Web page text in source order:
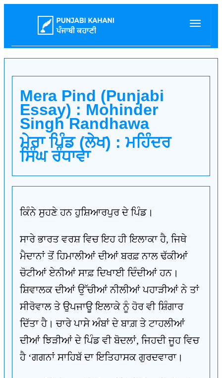
Mera Pind (Punjabi
Essay) : Mohinder
Singh Randhawa
ਮੇਰਾ ਪਿੰਡ (ਲੇਖ) : ਮਹਿੰਦਰ
ਸਿੰਘ ਰੰਧਾਵਾ
ਕਿੰਨੇ ਸੁਹਣੇ ਹਨ ਹੁਸ਼ਿਆਰਪੁਰ ਦੇ ਪਿੰਡ।
ਸਾਰੇ ਭਾਰਤ ਵਰਸ਼ ਵਿਚ ਇਹ ਹੀ ਇਲਾਕਾ ਹੈ, ਜਿਥੇ
ਮੈਦਾਨਾਂ ਤੋਂ ਹਿਮਾਲੀਆਂ ਦੀਆਂ ਬਰਫ਼ ਨਾਲ ਢੱਕੀਆਂ
ਚੋਟੀਆਂ ਏਨੀਆਂ ਸਾਫ਼ ਦਿਖਾਈ ਦਿੰਦੀਆਂ ਹਨ।
ਸ਼ਿਵਾਲਕ ਦੀਆਂ ਉੱਚੀਆਂ ਨੀਲੀਆਂ ਪਹਾੜੀਆਂ ਨੇ ਤਾਂ
ਸੀਰੋਵਾਲ ਤੇ ਉਪਜਾਊ ਇਲਾਕੇ ਨੂੰ ਹੋਰ ਵੀ ਸ਼ਿੰਗਾਰ
ਦਿੱਤਾ ਹੈ। ਚਾਰੇ ਪਾਸੇ ਅੰਬਾਂ ਦੇ ਬਾਗ਼ ਤੇ ਟਾਹਲੀਆਂ
ਦੀਆਂ ਝਿੜੀਆਂ ਦੇ ਪਿੰਡ ਵੀ ਬੋਦਲਾਂ, ਜਿਹਦੀ ਜੂਹ ਵਿਚ
ਹੈ ‘ਗਗਨਾਂ ਸਾਹਿਬੱ ਦਾ ਇਤਿਹਾਸਕ ਗੁਰਦਵਾਰਾ।